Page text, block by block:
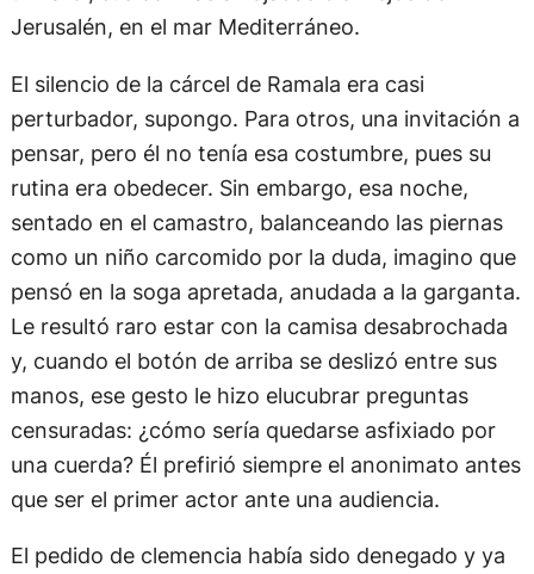
Jerusalén, en el mar Mediterráneo.
El silencio de la cárcel de Ramala era casi
perturbador, supongo. Para otros, una invitación a
pensar, pero él no tenía esa costumbre, pues su
rutina era obedecer. Sin embargo, esa noche,
sentado en el camastro, balanceando las piernas
como un niño carcomido por la duda, imagino que
pensó en la soga apretada, anudada a la garganta.
Le resultó raro estar con la camisa desabrochada
y, cuando el botón de arriba se deslizó entre sus
manos, ese gesto le hizo elucubrar preguntas
censuradas: ¿cómo sería quedarse asfixiado por
una cuerda? Él prefirió siempre el anonimato antes
que ser el primer actor ante una audiencia.
El pedido de clemencia había sido denegado y ya